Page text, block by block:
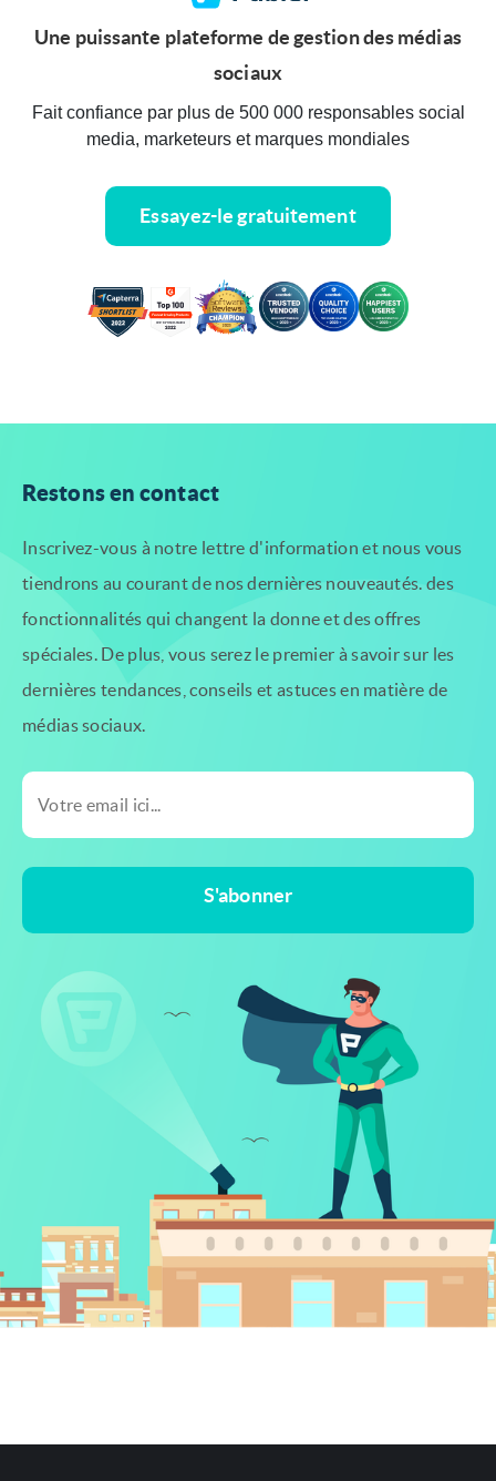
Une puissante plateforme de gestion des médias
sociaux
Fait confiance par plus de 500 000 responsables social
media, marketeurs et marques mondiales
Essayez-le gratuitement
Restons en contact
Inscrivez-vous à notre lettre d'information et nous vous
tiendrons au courant de nos dernières nouveautés. des
fonctionnalités qui changent la donne et des offres
spéciales. De plus, vous serez le premier à savoirsur les
dernières tendances, conseils et astuces en matière de
médias sociaux.
S'abonner